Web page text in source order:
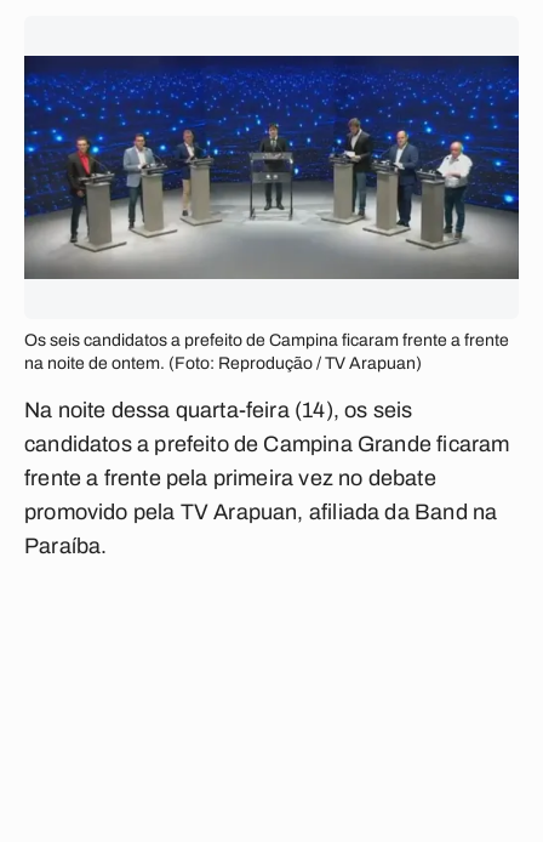
Os seis candidatos a prefeito de Campina ficaram frente a frente
na noite de ontem. (Foto: Reprodução / TV Arapuan)
Na noite dessa quarta-feira (14), os seis
candidatos a prefeito de Campina Grande ficaram
frente a frente pela primeira vez no debate
promovido pela TV Arapuan, afiliada da Band na
Paraíba.